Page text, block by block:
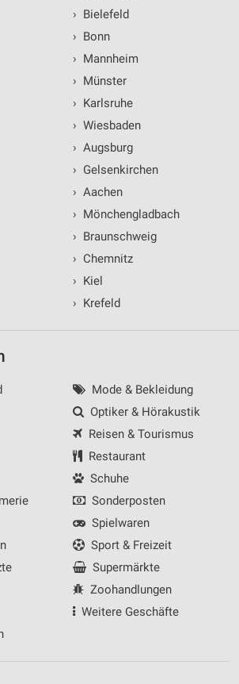
› Bielefeld
› Bonn
› Mannheim
› Münster
› Karlsruhe
› Wiesbaden
› Augsburg
› Gelsenkirchen
› Aachen
› Mönchengladbach
› Braunschweig
› Chemnitz
› Kiel
› Krefeld
Mode & Bekleidung
Optiker & Hörakustik
Reisen & Tourismus
Restaurant
Schuhe
Sonderposten
Spielwaren
Sport & Freizeit
Supermärkte
Zoohandlungen
Weitere Geschäfte